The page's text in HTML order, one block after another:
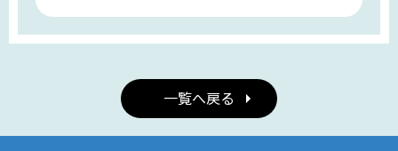
一覧へ戻る